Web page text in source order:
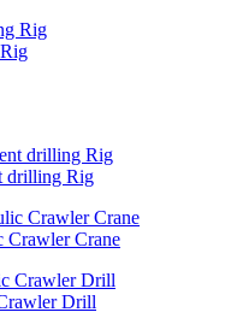
drilling Rig
Crane
Drill